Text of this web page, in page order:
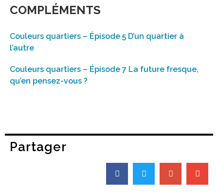
COMPLÉMENTS
Couleurs quartiers – Épisode 5 D’un quartier à
l’autre
Couleurs quartiers – Épisode 7 La future fresque,
qu’en pensez-vous ?
Partager